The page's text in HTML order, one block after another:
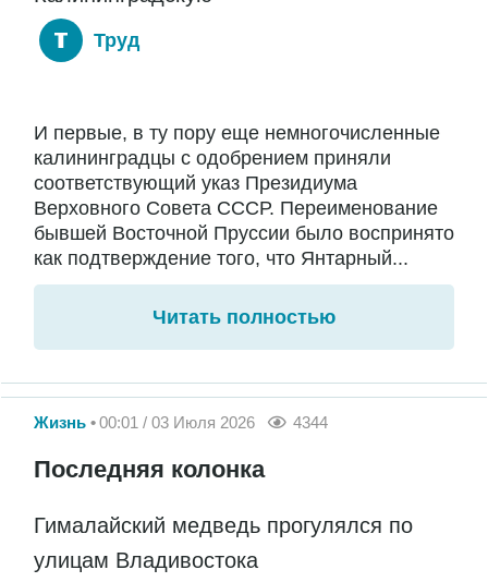
Труд
И первые, в ту пору еще немногочисленные
калининградцы с одобрением приняли
соответствующий указ Президиума
Верховного Совета СССР. Переименование
бывшей Восточной Пруссии было воспринято
как подтверждение того, что Янтарный...
Читать полностью
Жизнь 00:01 / 03 Июля 2026 4344
Последняя колонка
Гималайский медведь прогулялся по
улицам Владивостока